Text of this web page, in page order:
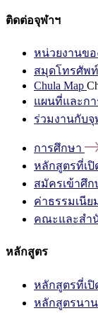
ติดต่อจุฬาฯ
หน่วยงานขอ
สมุดโทรศัพ
Chula Map
แผนที่และกา
ร่วมงานกับจุ
การศึกษา
หลักสูตรที่เ
สมัครเข้าศึก
ค่าธรรมเนีย
คณะและสำ
หลักสูตร
หลักสูตรที่เ
หลักสูตรนา